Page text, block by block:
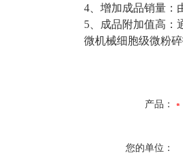
4、增加成品销量：
5、成品附加值高：
微机械细胞级微粉
产品：
您的单位：